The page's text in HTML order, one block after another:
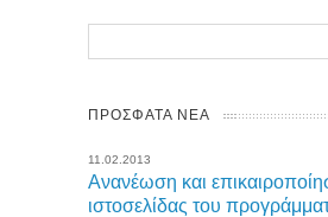
ΠΡΟΣΦΑΤΑ ΝΕΑ
11.02.2013
Ανανέωση και
ιστοσελίδας του